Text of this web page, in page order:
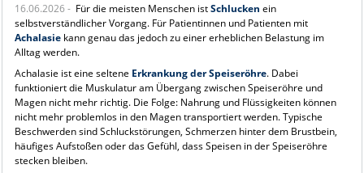
ÜBER UNS
INTERNATIONAL
INTRANET
16.06.2026 - Für die meisten Menschen istSchlucken ein
selbstverständlicher Vorgang. Für Patientinnen und Patienten mit
Achalasiekann genau das jedoch zu einer erheblichen Belastung im
Alltag werden.
Achalasie ist eine seltene Erkrankung der Speiseröhre. Dabei
funktioniert die Muskulatur am Übergang zwischen Speiseröhre und
Magen nicht mehr richtig. Die Folge: Nahrung und Flüssigkeiten können
nicht mehr problemlos in den Magen transportiert werden. Typische
Beschwerden sind Schluckstörungen, Schmerzen hinter dem Brustbein,
häufiges Aufstoßen oder das Gefühl, dass Speisen in der Speiseröhre
stecken bleiben.